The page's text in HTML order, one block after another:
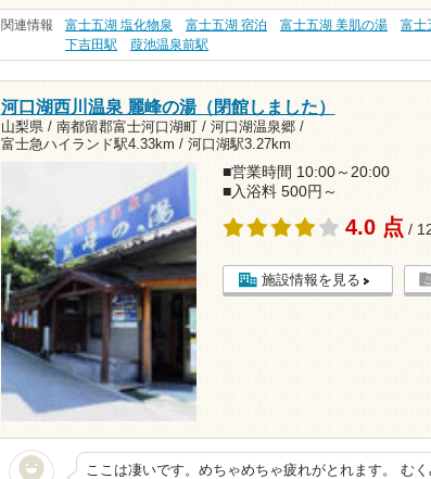
関連情報 富士五湖 塩化物泉 富士五湖 宿泊 富士五湖 美肌の湯 富士
下吉田駅
葭池温泉前駅
河口湖西川温泉 麗峰の湯（閉館しました）
山梨県 / 南都留郡富士河口湖町 / 河口湖温泉郷 /
富士急ハイランド駅4.33km / 河口湖駅3.27km
■営業時間 10:00～20:00
■入浴料 500円～
4.0 点 /
施設情報を見る
ここは凄いです。めちゃめちゃ疲れがとれます。 む